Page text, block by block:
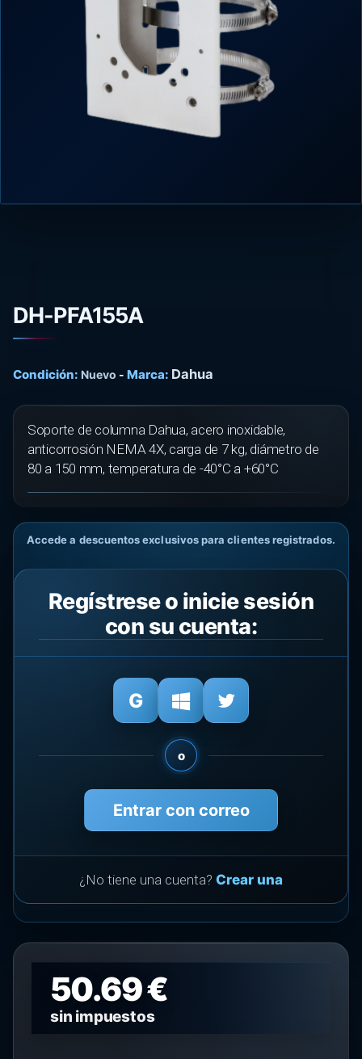
DH-PFA155A
Condición: Nuevo - Marca: Dahua
Soporte de columna Dahua, acero inoxidable,
anticorrosión NEMA 4X, carga de 7 kg, diámetro de
80 a 150 mm, temperatura de -40°C a +60°C
Accede a descuentos exclusivos para clientes registrados.
Regístrese o inicie sesión
con su cuenta:
o
Entrar con correo
¿No tiene una cuenta? Crear una
50.69 €
sin impuestos